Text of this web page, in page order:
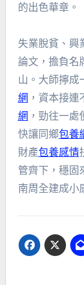
的出色華章。
失業脫貧、興
論文，擔負名
山。大師擰成
網 ，資本接連
網 ，勁往一
快讓同鄉包養
財產包養感情
管齊下，穩固
南周全建成小